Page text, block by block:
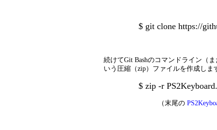
$ git clone https://
続けてGit Bashのコマンドライン（
いう圧縮（zip）ファイルを作成しま
$ zip -r
（末尾の